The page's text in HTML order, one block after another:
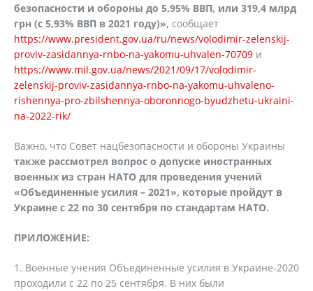
безопасности и обороны до 5,95% ВВП, или 319,4 млрд
грн (с 5,93% ВВП в 2021 году)», сообщает
https://www.president.gov.ua/ru/news/volodimir-zelenskij-
proviv-zasidannya-rnbo-na-yakomu-uhvalen-70709 и
https://www.mil.gov.ua/news/2021/09/17/volodimir-
zelenskij-proviv-zasidannya-rnbo-na-yakomu-uhvaleno-
rishennya-pro-zbilshennya-oboronnogo-byudzhetu-ukraini-
na-2022-rik/
Важно, что Совет нацбезопасности и обороны Украины
также рассмотрел вопрос о допуске иностранных
военных из стран НАТО для проведения учений
«Объединенные усилия – 2021», которые пройдут в
Украине с 22 по 30 сентября по стандартам НАТО.
ПРИЛОЖЕНИЕ:
Военные учения Объединенные усилия в Украине-2020
проходили с 22 по 25 сентября. В них были